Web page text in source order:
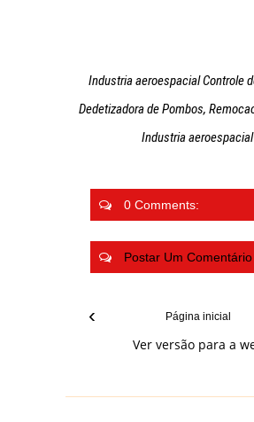
Industria aeroespacial Controle
Dedetizadora de Pombos,
Industria aeroespacial
0 Comments:
Postar Um Comentário
‹ Página inicial
Ver versão para a